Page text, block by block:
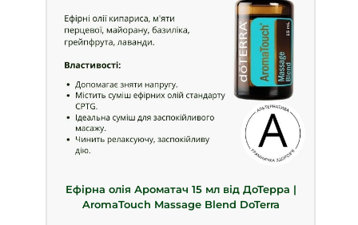
Ефірна олія Ароматач 15 мл від ДоТерра |
AromaTouch Massage Blend DoTerra